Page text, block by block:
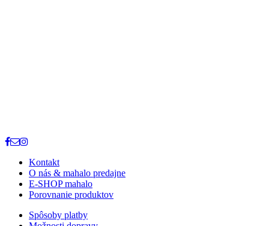
Kontakt
O nás & mahalo predajne
E-SHOP mahalo
Porovnanie produktov
Spôsoby platby